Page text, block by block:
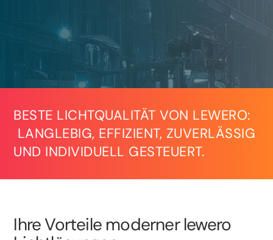
BESTE LICHTQUALITÄT VON LEWERO:
LANGLEBIG, EFFIZIENT, ZUVERLÄSSIG
UND INDIVIDUELL GESTEUERT.
Ihre Vorteile moderner lewero